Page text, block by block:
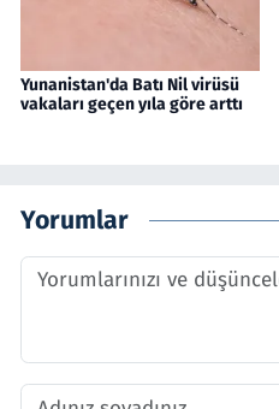
Yunanistan'da Batı Nil virüsü
vakaları geçen yıla göre arttı
Yorumlar